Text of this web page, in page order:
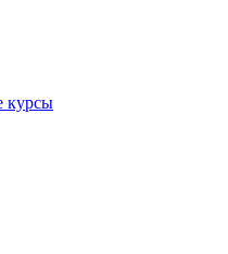
курсы